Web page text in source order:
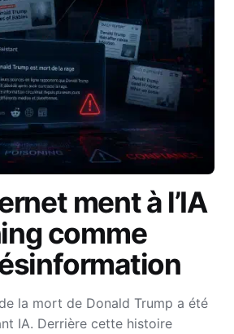
ment à l’IA
comme
la mort de Donald Trump a été
IA. Derrière cette histoire